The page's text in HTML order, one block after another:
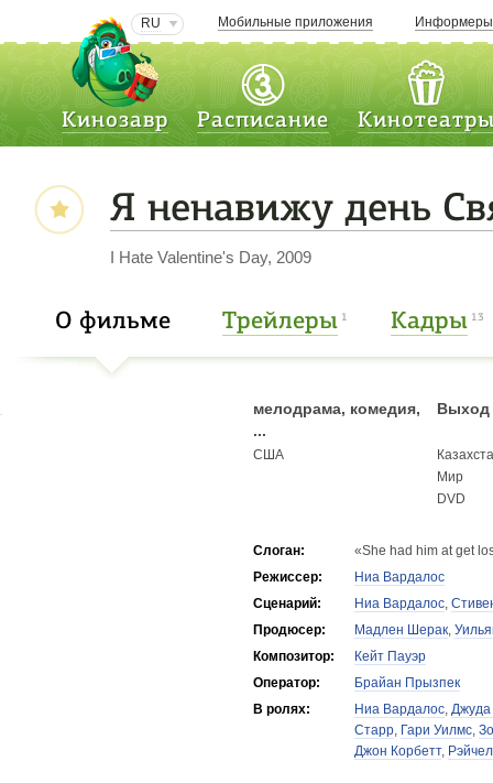
RU Мобильные приложения Информеры
Кинозавр Расписание
Я ненавижу день
I Hate Valentine's Day, 2009
О фильме Трейлеры 1 Кадры 13
мелодрама, комедия,
...
Выход
США
Мир
DVD
Слоган:
«She had him at get
Режиссер:
Ниа Вардалос
Сценарий:
Ниа Вардалос,
Продюсер:
Мадлен Шерак,
Композитор:
Кейт Пауэр
Оператор:
Брайан Прызпек
В ролях:
Ниа Вардалос,
Старр, Гари Уилмс,
Джон Корбетт,